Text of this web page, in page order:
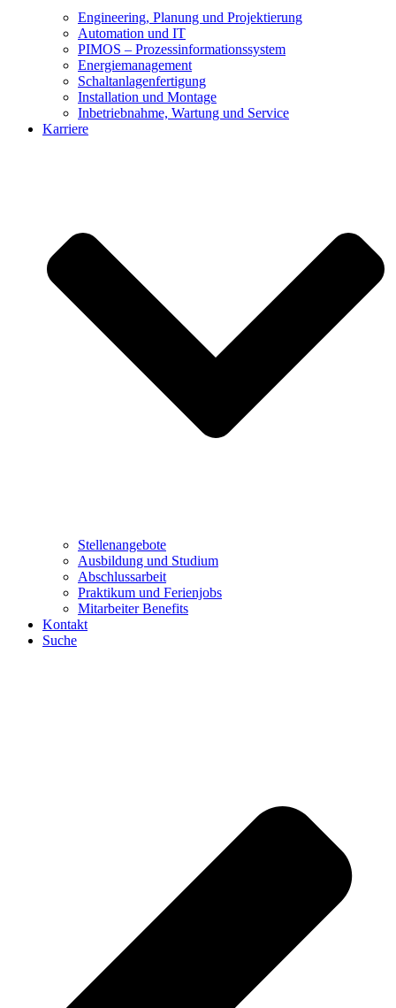
Engineering, Planung und Projektierung
Automation und IT
PIMOS – Prozessinformationssystem
Energiemanagement
Schaltanlagenfertigung
Installation und Montage
Inbetriebnahme, Wartung und Service
Karriere
Stellenangebote
Ausbildung und Studium
Abschlussarbeit
Praktikum und Ferienjobs
Mitarbeiter Benefits
Kontakt
Suche